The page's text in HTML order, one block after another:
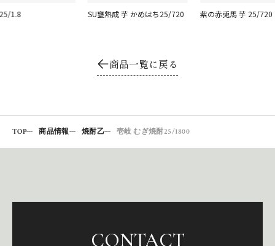
1.8 SU甕熟成 芋 かめはち25/720 紫の赤兎馬 芋 25/720
商品一覧に戻る
TOP 商品情報 焼酎乙 壱岐 むぎ焼酎25/1800
CONTACT